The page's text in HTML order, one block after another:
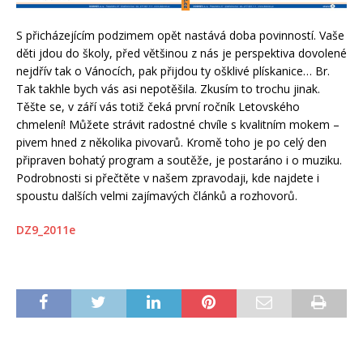
S přicházejícím podzimem opět nastává doba povinností. Vaše
děti jdou do školy, před většinou z nás je perspektiva dovolené
nejdřív tak o Vánocích, pak přijdou ty ošklivé plískanice… Br.
Tak takhle bych vás asi nepotěšila. Zkusím to trochu jinak.
Těšte se, v září vás totiž čeká první ročník Letovského
chmelení! Můžete strávit radostné chvíle s kvalitním mokem –
pivem hned z několika pivovarů. Kromě toho je po celý den
připraven bohatý program a soutěže, je postaráno i o muziku.
Podrobnosti si přečtěte v našem zpravodaji, kde najdete i
spoustu dalších velmi zajímavých článků a rozhovorů.
DZ9_2011e